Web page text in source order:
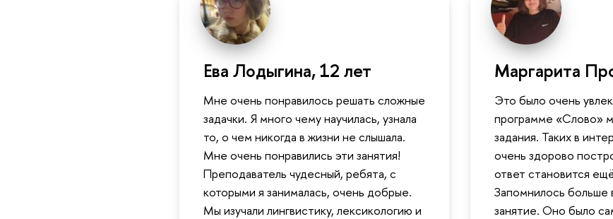
Ева Лодыгина, 12 лет
Мне очень понравилось решать сложные
задачки. Я много чему научилась, узнала
то, о чем никогда в жизни не слышала.
Мне очень понравились эти занятия!
Преподаватель чудесный, ребята, с
которыми я занималась, очень добрые.
Мы изучали лингвистику, лексикологию и
Маргарита
Это было очень
программе «Слово»
задания. Таких в
очень здорово
ответ становится
Запомнилось больше
занятие. Оно было